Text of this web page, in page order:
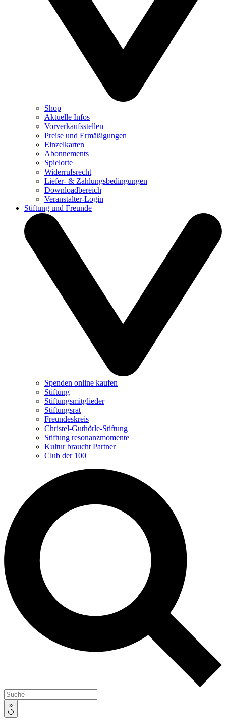
Shop
Aktuelle Infos
Vorverkaufsstellen
Preise und Ermäßigungen
Einzelkarten
Abonnements
Spielorte
Widerrufsrecht
Liefer- & Zahlungsbedingungen
Downloadbereich
Veranstalter-Login
Stiftung und Freunde
Spenden online kaufen
Stiftung
Stiftungsmitglieder
Stiftungsrat
Freundeskreis
Christel-Guthörle-Stiftung
Stiftung resonanzmomente
Kultur braucht Partner
Club der 100
»